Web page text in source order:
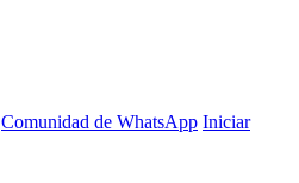
Comunidad de WhatsApp Iniciar